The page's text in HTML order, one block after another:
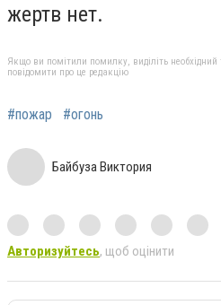
жертв нет.
Якщо ви помітили помилку, виділіть необхідний
повідомити про це редакцію
#пожар #огонь
Байбуза Виктория
Авторизуйтесь, щоб оцінити